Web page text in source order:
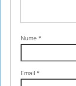
Nume *
Email *